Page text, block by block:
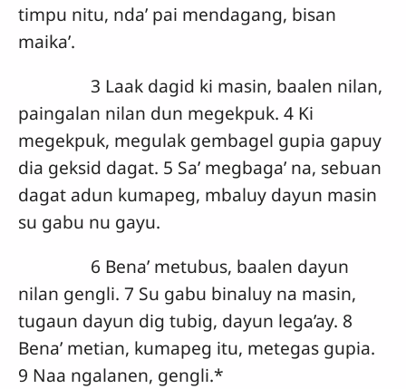
timpu nitu, nda’ pai mendagang, bisan
maika’.
3 Laak dagid ki masin, baalen nilan,
paingalan nilan dun megekpuk. 4 Ki
megekpuk, megulak gembagel gupia gapuy
dia geksid dagat. 5 Sa’ megbaga’ na, sebuan
dagat adun kumapeg, mbaluy dayun masin
su gabu nu gayu.
6 Bena’ metubus, baalen dayun
nilan gengli. 7 Su gabu binaluy na masin,
tugaun dayun dig tubig, dayun lega’ay. 8
Bena’ metian, kumapeg itu, metegas gupia.
9 Naa ngalanen, gengli.*